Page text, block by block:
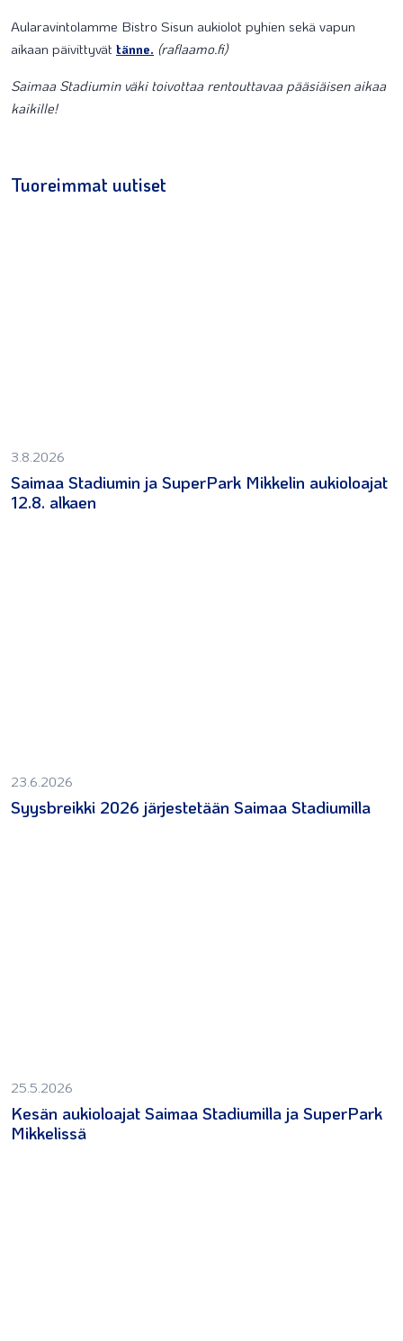
Aularavintolamme Bistro Sisun aukiolot pyhien sekä vapun
aikaan päivittyvät tänne. (raflaamo.fi)
Saimaa Stadiumin väki toivottaa rentouttavaa pääsiäisen aikaa
kaikille!
Tuoreimmat uutiset
3.8.2026
Saimaa Stadiumin ja SuperPark Mikkelin aukioloajat
12.8. alkaen
23.6.2026
Syysbreikki 2026 järjestetään Saimaa Stadiumilla
25.5.2026
Kesän aukioloajat Saimaa Stadiumilla ja SuperPark
Mikkelissä